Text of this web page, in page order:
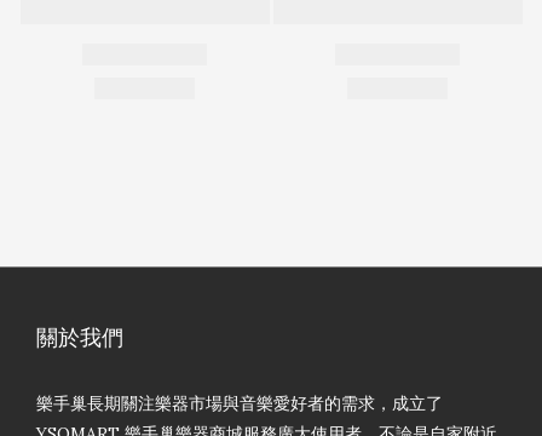
關於我們
樂手巢長期關注樂器市場與音樂愛好者的需求，成立了